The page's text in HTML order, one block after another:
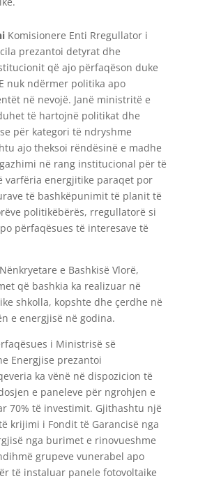
Komisionere Enti Rregullator i
cila prezantoi detyrat dhe
që ajo përfaqëson duke
nuk ndërmer politika apo
në nevojë. Janë ministritë e
të hartojnë politikat dhe
për kategori të ndryshme
ajo theksoi rëndësinë e madhe
në rang institucional për të
varfëria energjitike paraqet por
të bashkëpunimit të planit të
politikëbërës, rregullatorë si
përfaqësues të interesave të
Nënkryetare e Bashkisë Vlorë,
që bashkia ka realizuar në
shkolla, kopshte dhe çerdhe në
e energjisë në godina.
i Ministrisë së
Energjise prezantoi
ka vënë në dispozicion të
e paneleve për ngrohjen e
70% të investimit. Gjithashtu një
krijimi i Fondit të Garancisë nga
nga burimet e rinovueshme
grupeve vunerabel apo
të instaluar panele fotovoltaike